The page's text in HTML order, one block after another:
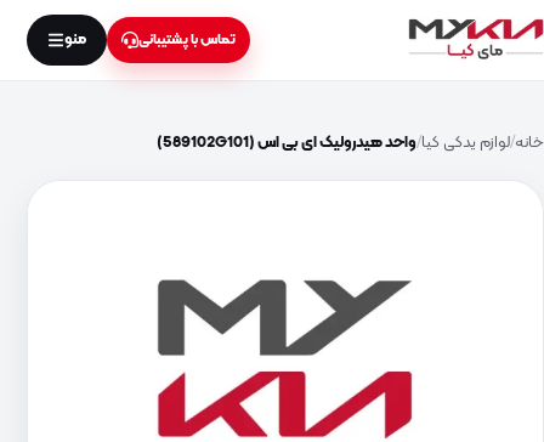
تماس با پشتیبانی منو
خانه لوازم یدکی کیا واحد هیدرولیک ای بی اس (589102G101)